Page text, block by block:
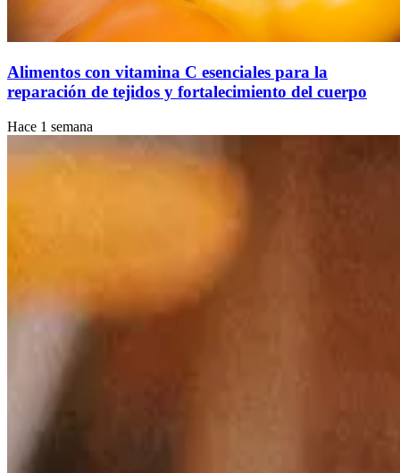
Alimentos con vitamina C esenciales para la
reparación de tejidos y fortalecimiento del cuerpo
Hace 1 semana